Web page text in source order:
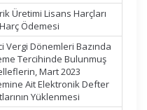
Üretimi Lisans Harçları
Harç Ödemesi
Vergi Dönemleri Bazında
Tercihinde Bulunmuş
Mart 2023
Ait Elektronik Defter
Yüklenmesi